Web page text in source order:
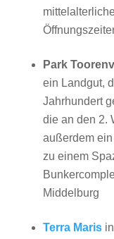
Park
ein Landgut,
Jahrhundert
die an den 2.
außerdem
zu einem
Middelburg
Terra Maris